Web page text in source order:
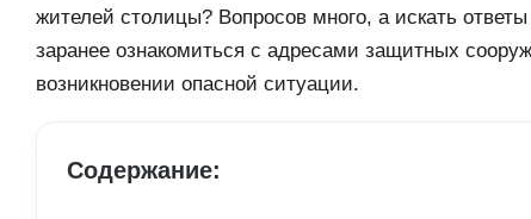
жителей столицы? Вопросов много, а искать
заранее ознакомиться с адресами защитных
возникновении опасной ситуации.
Содержание: